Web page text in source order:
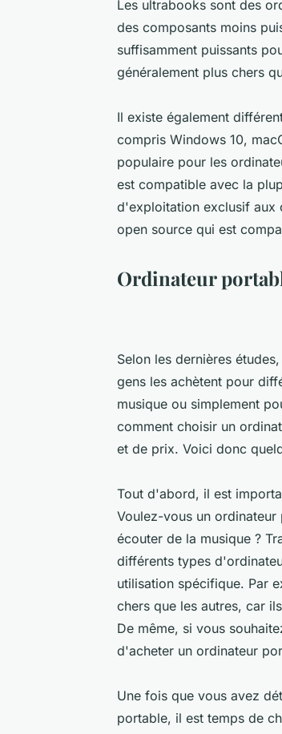
Les ultrabooks sont des
des composants moins
suffisamment puissants
généralement plus chers
Il existe également
compris Windows 10,
populaire pour les
est compatible avec la
d'exploitation exclusif aux
open source qui est
Ordinateur
Selon les dernières
gens les achètent pour
musique ou simplement
comment choisir un
et de prix. Voici donc
Tout d'abord, il est
Voulez-vous un
écouter de la musique ?
différents types
utilisation spécifique. Par
chers que les autres, car
De même, si vous
d'acheter un ordinateur
Une fois que vous avez
portable, il est temps de